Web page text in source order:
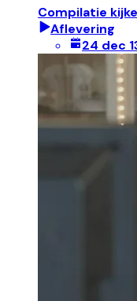
Compilatie
Aflevering
24 dec